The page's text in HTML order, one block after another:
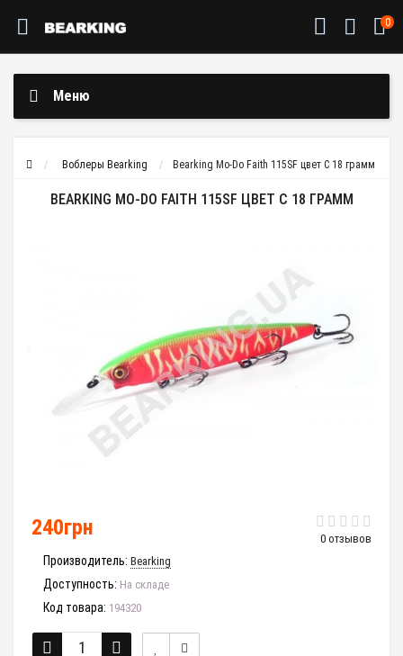
0
Меню
Воблеры Bearking Bearking Mo-Do Faith 115SF цвет C 18 грамм
BEARKING MO-DO FAITH 115SF ЦВЕТ C 18 ГРАММ
0 отзывов
240грн
Производитель: Bearking
Доступность: На складе
Код товара: 194320